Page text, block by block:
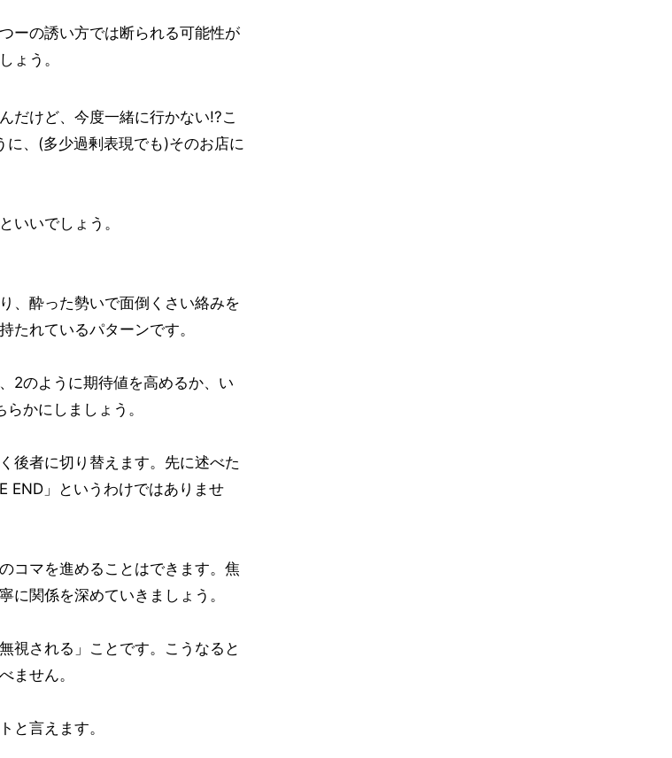
ーの誘い方では断られる可能性が
ょう。
だけど、今度一緒に行かない!?こ
、(多少過剰表現でも)そのお店に
いいでしょう。
、酔った勢いで面倒くさい絡みを
たれているパターンです。
2のように期待値を高めるか、い
かにしましょう。
後者に切り替えます。先に述べた
END」というわけではありませ
コマを進めることはできます。焦
に関係を深めていきましょう。
視される」ことです。こうなると
ません。
と言えます。